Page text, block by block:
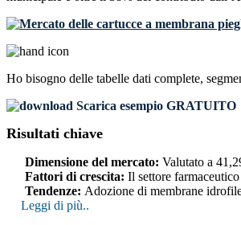
Ho bisogno delle tabelle dati complete,
Scarica esempio GRATUITO
Risultati chiave
Dimensione del mercato: Valutato a
Fattori di crescita: Il settore
Tendenze: Adozione di membrane
Leggi di più..